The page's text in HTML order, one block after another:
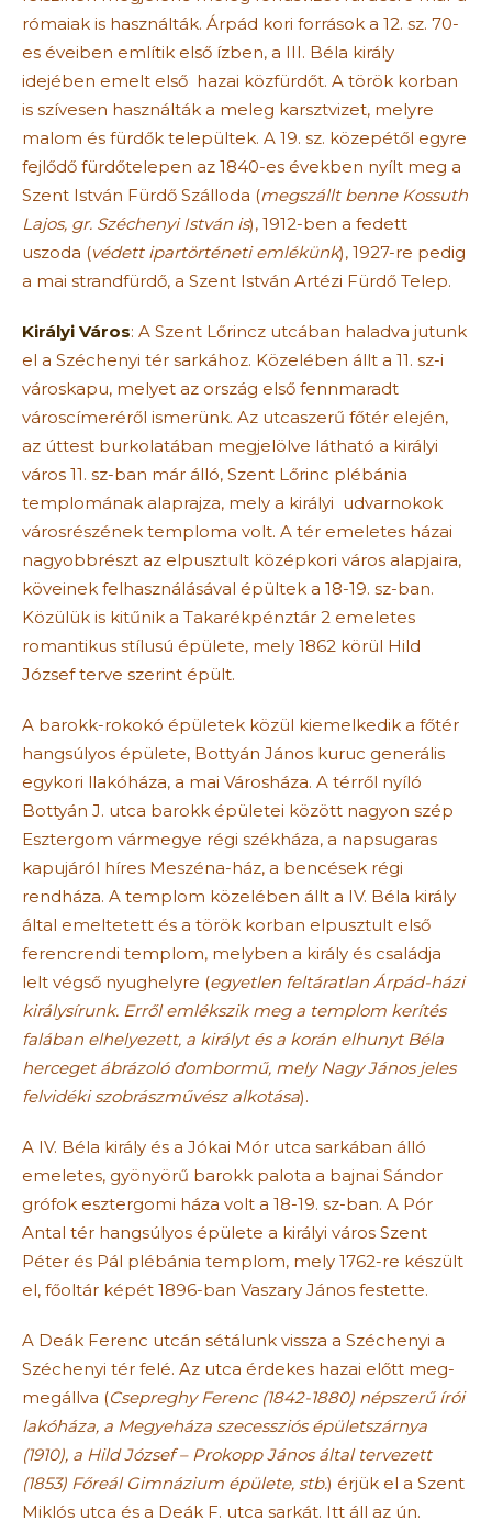
rómaiak is használták. Árpád kori források a 12. sz. 70-
es éveiben említik első ízben, a III. Béla király
idejében emelt első hazai közfürdőt. A török korban
is szívesen használták a meleg karsztvizet, melyre
malom és fürdők települtek. A 19. sz. közepétől egyre
fejlődő fürdőtelepen az 1840-es években nyílt meg a
Szent István Fürdő Szálloda (megszállt benne Kossuth
Lajos, gr. Széchenyi István is), 1912-ben a fedett
uszoda (védett ipartörténeti emlékünk), 1927-re pedig
a mai strandfürdő, a Szent István Artézi Fürdő Telep.
Királyi Város: A Szent Lőrincz utcában haladva jutunk
el a Széchenyi tér sarkához. Közelében állt a 11. sz-i
városkapu, melyet az ország első fennmaradt
városcímeréről ismerünk. Az utcaszerű főtér elején,
az úttest burkolatában megjelölve látható a királyi
város 11. sz-ban már álló, Szent Lőrinc plébánia
templomának alaprajza, mely a királyi udvarnokok
városrészének temploma volt. A tér emeletes házai
nagyobbrészt az elpusztult középkori város alapjaira,
köveinek felhasználásával épültek a 18-19. sz-ban.
Közülük is kitűnik a Takarékpénztár 2 emeletes
romantikus stílusú épülete, mely 1862 körül Hild
József terve szerint épült.
A barokk-rokokó épületek közül kiemelkedik a főtér
hangsúlyos épülete, Bottyán János kuruc generális
egykori llakóháza, a mai Városháza. A térről nyíló
Bottyán J. utca barokk épületei között nagyon szép
Esztergom vármegye régi székháza, a napsugaras
kapujáról híres Meszéna-ház, a bencések régi
rendháza. A templom közelében állt a IV. Béla király
által emeltetett és a török korban elpusztult első
ferencrendi templom, melyben a király és családja
lelt végső nyughelyre (egyetlen feltáratlan Árpád-házi
királysírunk. Erről emlékszik meg a templom kerítés
falában elhelyezett, a királyt és a korán elhunyt Béla
herceget ábrázoló dombormű, mely Nagy János jeles
felvidéki szobrászművész alkotása).
A IV. Béla király és a Jókai Mór utca sarkában álló
emeletes, gyönyörű barokk palota a bajnai Sándor
grófok esztergomi háza volt a 18-19. sz-ban. A Pór
Antal tér hangsúlyos épülete a királyi város Szent
Péter és Pál plébánia templom, mely 1762-re készült
el, főoltár képét 1896-ban Vaszary János festette.
A Deák Ferenc utcán sétálunk vissza a Széchenyi a
Széchenyi tér felé. Az utca érdekes hazai előtt meg-
megállva (Csepreghy Ferenc (1842-1880) népszerű írói
lakóháza, a Megyeháza szecessziós épületszárnya
(1910), a Hild József – Prokopp János által tervezett
(1853) Főreál Gimnázium épülete, stb.) érjük el a Szent
Miklós utca és a Deák F. utca sarkát. Itt áll az ún.